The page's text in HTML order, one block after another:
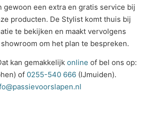
gewoon een extra en gratis service bij
producten. De Stylist komt thuis bij
te bekijken en maakt vervolgens
om het plan te bespreken.
kan gemakkelijk online of bel ons op:
of 0255-540 666 (IJmuiden).